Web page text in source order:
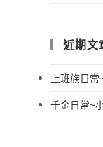
近期文
上班族日
千金日常~